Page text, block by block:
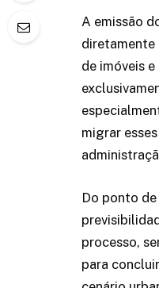
A emissão
diretamente
de imóveis
migrar
Do ponto
processo,
para